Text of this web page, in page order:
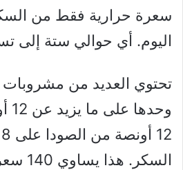
سعرة حرارية فقط من
اليوم. أي حوالي ستة إلى
تحتوي العديد من مشروبات